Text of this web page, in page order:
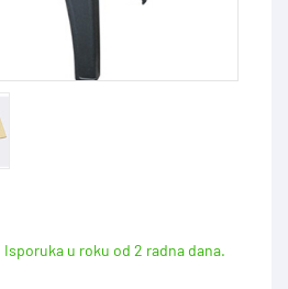
Isporuka u roku od 2 radna dana.